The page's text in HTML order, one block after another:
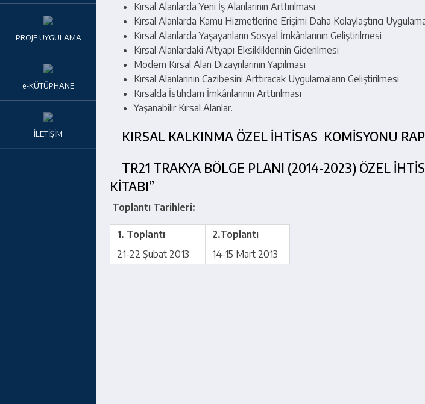
PROJE UYGULAMA
e-KÜTÜPHANE
İLETİŞİM
Kırsal Alanlarda Yeni İş Alanlarının Arttırılması
Kırsal Alanlarda Kamu Hizmetlerine Erişimi Daha Kolaylaştırıcı
Kırsal Alanlarda Yaşayanların Sosyal İmkânlarının Geliştirilmesi
Kırsal Alanlardaki Altyapı Eksikliklerinin Giderilmesi
Modern Kırsal Alan Dizaynlarının Yapılması
Kırsal Alanlarının Cazibesini Arttıracak Uygulamaların Geliştirilmesi
Kırsalda İstihdam İmkânlarının Arttırılması
Yaşanabilir Kırsal Alanlar.
KIRSAL KALKINMA ÖZEL İHTİSAS KOMİSYONU
TR21 TRAKYA BÖLGE PLANI (2014-2023) ÖZEL
KİTABI”
Toplantı Tarihleri:
1. Toplantı
2.Toplantı
21-22 Şubat 2013
14-15 Mart 2013